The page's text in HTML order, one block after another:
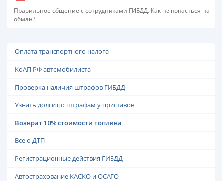
Правильное общение с сотрудниками ГИБДД. Как не попасться на
обман?
Оплата транспортного налога
КоАП РФ автомобилиста
Проверка наличия штрафов ГИБДД
Узнать долги по штрафам у приставов
Возврат 10% стоимости топлива
Все о ДТП
Регистрационные действия ГИБДД
Автострахование КАСКО и ОСАГО